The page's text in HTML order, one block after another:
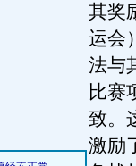
其奖
运会
法与
比赛
致。
激励